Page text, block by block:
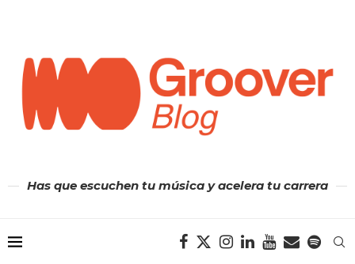
Has que escuchen tu música y acelera tu carrera